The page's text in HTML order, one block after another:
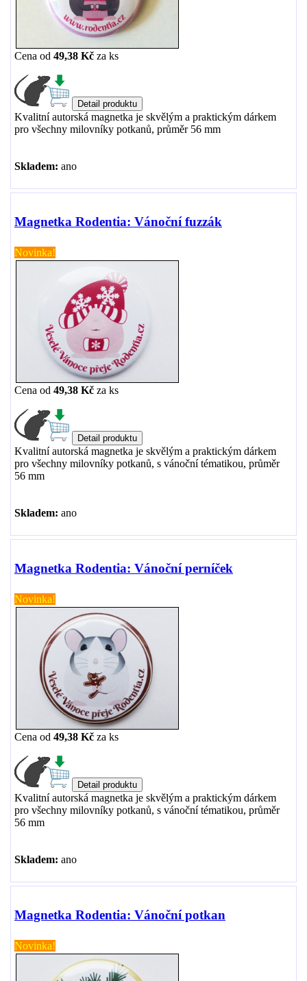
Cena od 49,38 Kč za ks
Kvalitní autorská magnetka je skvělým a praktickým dárkem
pro všechny milovníky potkanů, průměr 56 mm
Skladem: ano
Magnetka Rodentia: Vánoční fuzzák
Novinka!
Cena od 49,38 Kč za ks
Kvalitní autorská magnetka je skvělým a praktickým dárkem
pro všechny milovníky potkanů, s vánoční tématikou, průměr
56 mm
Skladem: ano
Magnetka Rodentia: Vánoční perníček
Novinka!
Cena od 49,38 Kč za ks
Kvalitní autorská magnetka je skvělým a praktickým dárkem
pro všechny milovníky potkanů, s vánoční tématikou, průměr
56 mm
Skladem: ano
Magnetka Rodentia: Vánoční potkan
Novinka!